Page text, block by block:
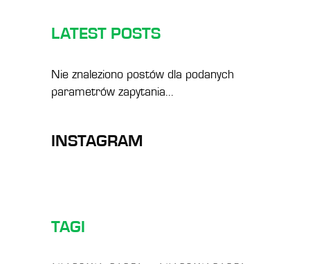
LATEST POSTS
Nie znaleziono postów dla podanych
parametrów zapytania...
INSTAGRAM
TAGI